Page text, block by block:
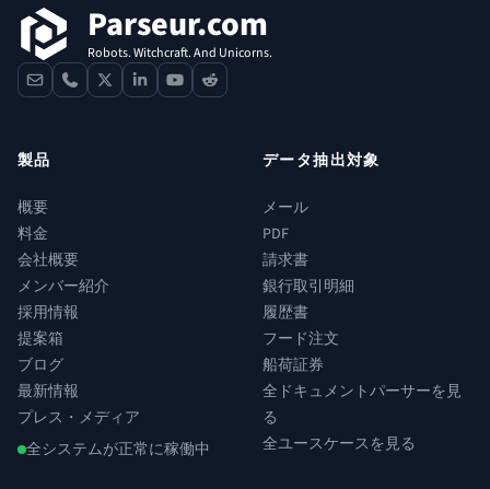
Parseur.com
Robots. Witchcraft. And Unicorns.
contactphone
x linkedinyoutube
reddit
製品
概要
料金
会社概要
メンバー紹介
採用情報
提案箱
ブログ
最新情報
プレス・メディア
全システムが正常に稼働中
データ抽出対象
メール
PDF
請求書
銀行取引明細
履歴書
フード注文
船荷証券
全ドキュメントパーサーを見
る
全ユースケースを見る